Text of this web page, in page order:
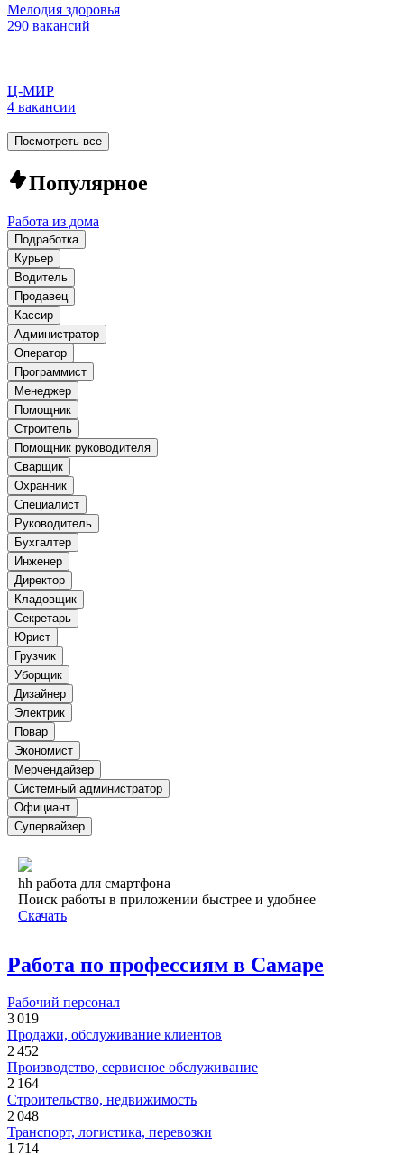
Мелодия здоровья
290 вакансий
Ц-МИР
4 вакансии
Посмотреть все
Популярное
Работа из дома
Подработка
Курьер
Водитель
Продавец
Кассир
Администратор
Оператор
Программист
Менеджер
Помощник
Строитель
Помощник руководителя
Сварщик
Охранник
Специалист
Руководитель
Бухгалтер
Инженер
Директор
Кладовщик
Секретарь
Юрист
Грузчик
Уборщик
Дизайнер
Электрик
Повар
Экономист
Мерчендайзер
Системный администратор
Официант
Супервайзер
hh работа для смартфона
Поиск работы в приложении быстрее и удобнее
Скачать
Работа по профессиям в Самаре
Рабочий персонал
3 019
Продажи, обслуживание клиентов
2 452
Производство, сервисное обслуживание
2 164
Строительство, недвижимость
2 048
Транспорт, логистика, перевозки
1 714